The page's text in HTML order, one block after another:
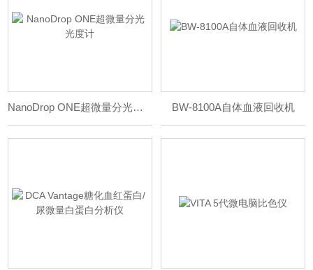
NanoDrop ONE超微量分光光度计 BW-8100A自体血液回收机